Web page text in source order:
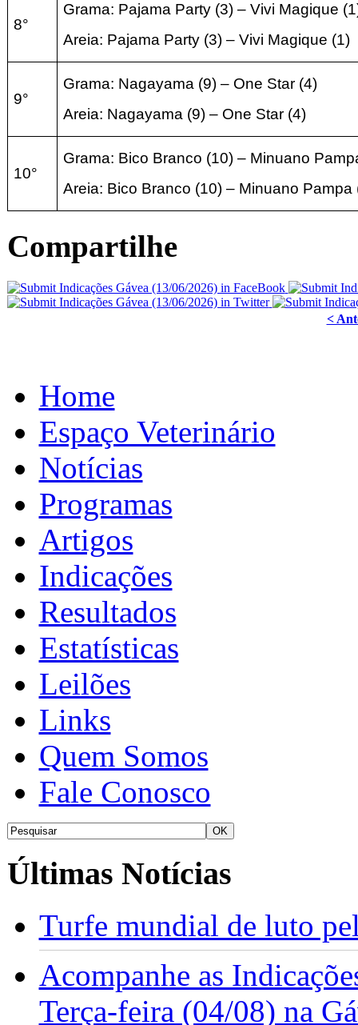
8°
Grama: Pajama Party (3) – Vivi Magique (1
Areia: Pajama Party (3) – Vivi Magique (1)
9°
Grama: Nagayama (9) – One Star (4)
Areia: Nagayama (9) – One Star (4)
10°
Grama: Bico Branco (10) – Minuano
Areia: Bico Branco (10) – Minuano Pampa
Compartilhe
<
Home
Espaço Veterinário
Notícias
Programas
Artigos
Indicações
Resultados
Estatísticas
Leilões
Links
Quem Somos
Fale Conosco
Últimas Notícias
Turfe mundial de luto
Acompanhe as
Terça-feira (04/08) na